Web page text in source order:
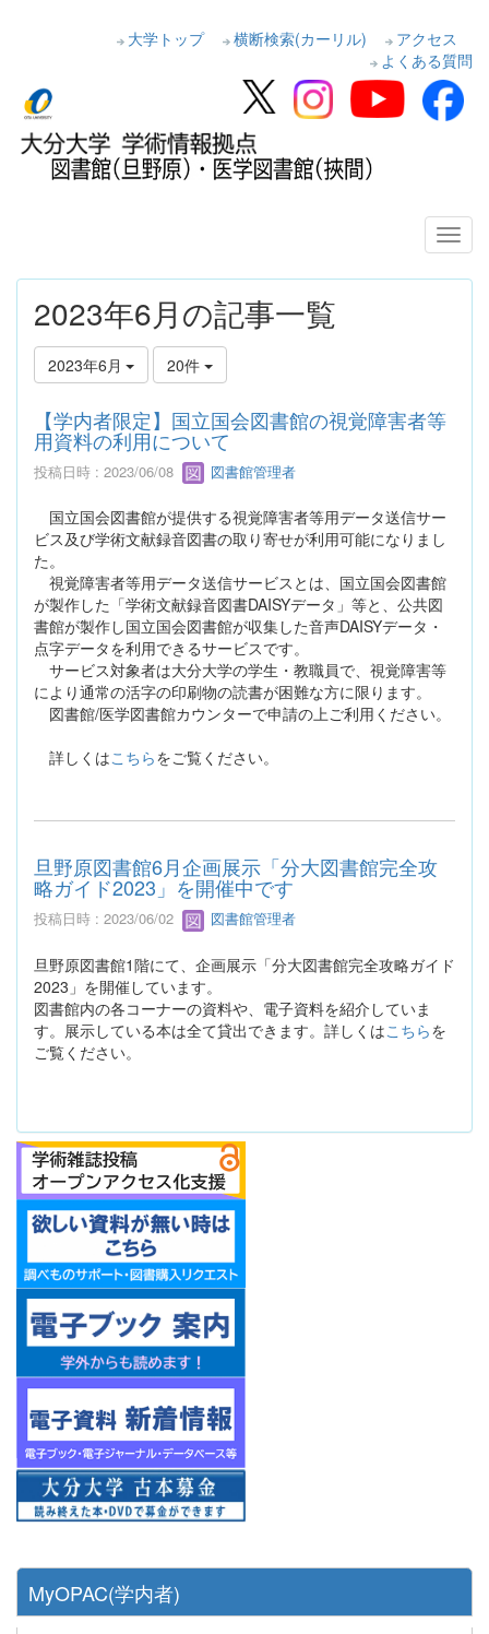
大学トップ 横断検索(カーリル)
アクセス
よくある質問
2023年6月の記事一覧
2023年6月 20件
【学内者限定】国立国会図書館の視覚障害者等
用資料の利用について
投稿日時 : 2023/06/08 図書館管理者
国立国会図書館が提供する視覚障害者等用データ送信サー
ビス及び学術文献録音図書の取り寄せが利用可能になりまし
た。
視覚障害者等用データ送信サービスとは、国立国会図書館
が製作した「学術文献録音図書DAISYデータ」等と、公共図
書館が製作し国立国会図書館が収集した音声DAISYデータ・
点字データを利用できるサービスです。
サービス対象者は大分大学の学生・教職員で、視覚障害等
により通常の活字の印刷物の読書が困難な方に限ります。
図書館/医学図書館カウンターで申請の上ご利用ください。
詳しくはこちらをご覧ください。
旦野原図書館6月企画展示「分大図書館完全攻
略ガイド2023」を開催中です
投稿日時 : 2023/06/02 図書館管理者
旦野原図書館1階にて、企画展示「分大図書館完全攻略ガイド
2023」を開催しています。
図書館内の各コーナーの資料や、電子資料を紹介していま
す。展示している本は全て貸出できます。詳しくはこちらを
ご覧ください。
MyOPAC(学内者)